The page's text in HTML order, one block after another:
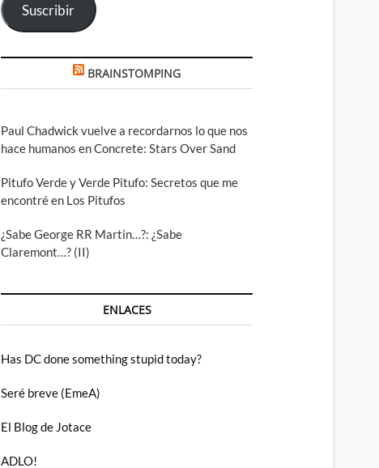
Suscribir
BRAINSTOMPING
Paul Chadwick vuelve a recordarnos lo que nos
hace humanos en Concrete: Stars Over Sand
Pitufo Verde y Verde Pitufo: Secretos que me
encontré en Los Pitufos
¿Sabe George RR Martin…?: ¿Sabe
Claremont…? (II)
ENLACES
Has DC done something stupid today?
Seré breve (EmeA)
El Blog de Jotace
ADLO!